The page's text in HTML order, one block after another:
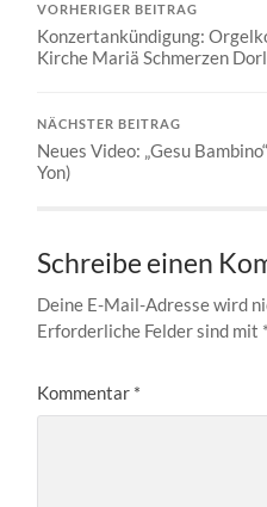
VORHERIGER BEITRAG
Konzertankündigung:
Kirche Mariä Schmerzen
NÄCHSTER BEITRAG
Neues Video: „Gesu
Yon)
Schreibe einen
Deine E-Mail-Adresse wird
Erforderliche Felder sind mit *
Kommentar *